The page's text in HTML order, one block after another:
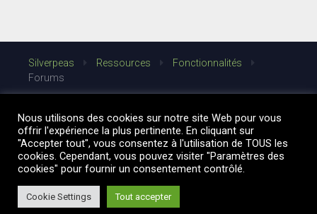
Silverpeas Ressources
Fonctionnalités
Forums
Nous utilisons des cookies sur notre site Web pour vous
offrir l'expérience la plus pertinente. En cliquant sur
"Accepter tout", vous consentez à l'utilisation de TOUS les
cookies. Cependant, vous pouvez visiter "Paramètres des
cookies" pour fournir un consentement contrôlé.
Cookie Settings Tout accepter